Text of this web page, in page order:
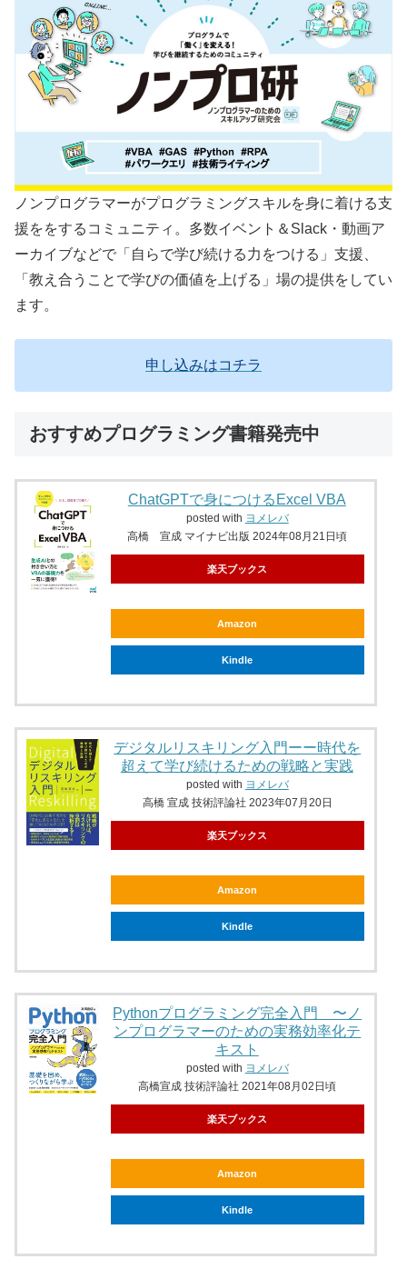
ノンプログラマーがプログラミングスキルを身に着ける支
援ををするコミュニティ。多数イベント＆Slack・動画ア
ーカイブなどで「自らで学び続ける力をつける」支援、
「教え合うことで学びの価値を上げる」場の提供をしてい
ます。
申し込みはコチラ
おすすめプログラミング書籍発売中
ChatGPTで身につけるExcel VBA
posted with ヨメレバ
高橋 宣成 マイナビ出版 2024年08月21日頃
楽天ブックス
Amazon
Kindle
デジタルリスキリング入門ーー時代を
超えて学び続けるための戦略と実践
posted with ヨメレバ
高橋 宣成 技術評論社 2023年07月20日
楽天ブックス
Amazon
Kindle
Pythonプログラミング完全入門 〜ノ
ンプログラマーのための実務効率化テ
キスト
posted with ヨメレバ
高橋宣成 技術評論社 2021年08月02日頃
楽天ブックス
Amazon
Kindle